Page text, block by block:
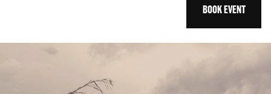
BOOK EVENT